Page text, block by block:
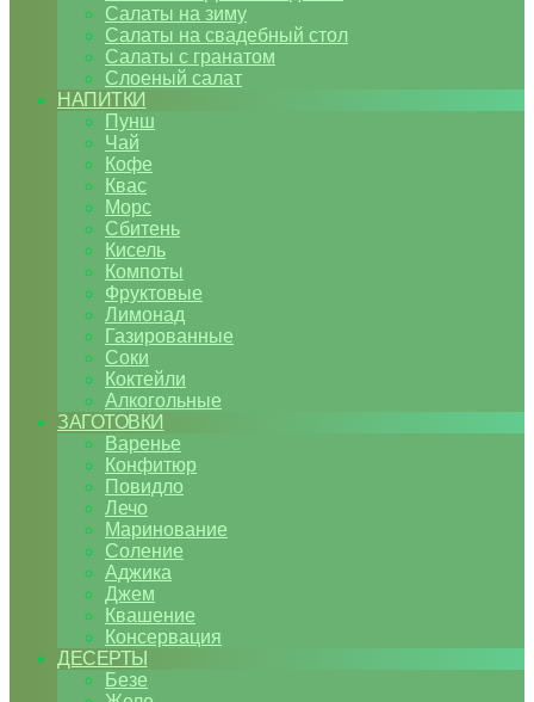
Салаты на зиму
Салаты на свадебный стол
Салаты с гранатом
Слоеный салат
НАПИТКИ
Пунш
Чай
Кофе
Квас
Морс
Сбитень
Кисель
Компоты
Фруктовые
Лимонад
Газированные
Соки
Коктейли
Алкогольные
ЗАГОТОВКИ
Варенье
Конфитюр
Повидло
Лечо
Маринование
Соление
Аджика
Джем
Квашение
Консервация
ДЕСЕРТЫ
Безе